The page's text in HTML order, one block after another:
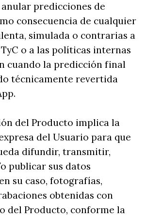
predicciones de
consecuencia de cualquier
simulada o contrarias a
o a las políticas internas
cuando la predicción final
técnicamente revertida
del Producto implica la
del Usuario para que
difundir, transmitir,
publicar sus datos
su caso, fotografías,
obtenidas con
del Producto, conforme la